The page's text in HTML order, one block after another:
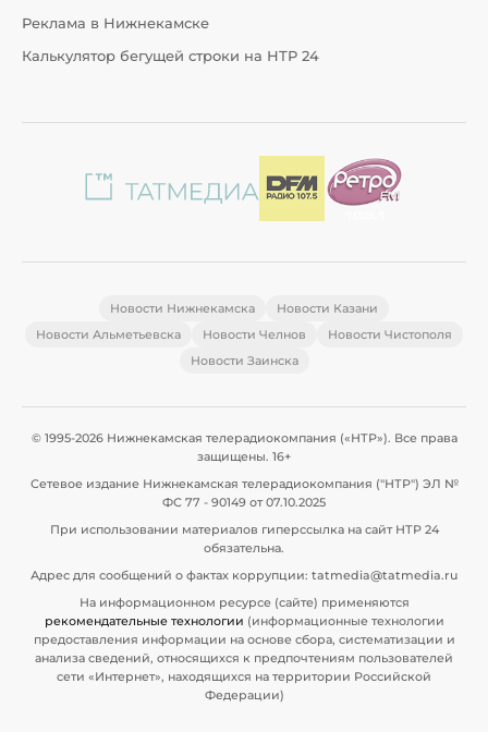
Реклама в Нижнекамске
Калькулятор бегущей строки на НТР 24
Новости Нижнекамска
Новости Казани
Новости Альметьевска
Новости Челнов
Новости Чистополя
Новости Заинска
© 1995-2026 Нижнекамская телерадиокомпания («НТР»). Все права
защищены. 16+
Сетевое издание Нижнекамская телерадиокомпания ("НТР") ЭЛ №
ФС 77 - 90149 от 07.10.2025
При использовании материалов гиперссылка на сайт НТР 24
обязательна.
Адрес для сообщений о фактах коррупции: tatmedia@tatmedia.ru
На информационном ресурсе (сайте) применяются
рекомендательные технологии (информационные технологии
предоставления информации на основе сбора, систематизации и
анализа сведений, относящихся к предпочтениям пользователей
сети «Интернет», находящихся на территории Российской
Федерации)